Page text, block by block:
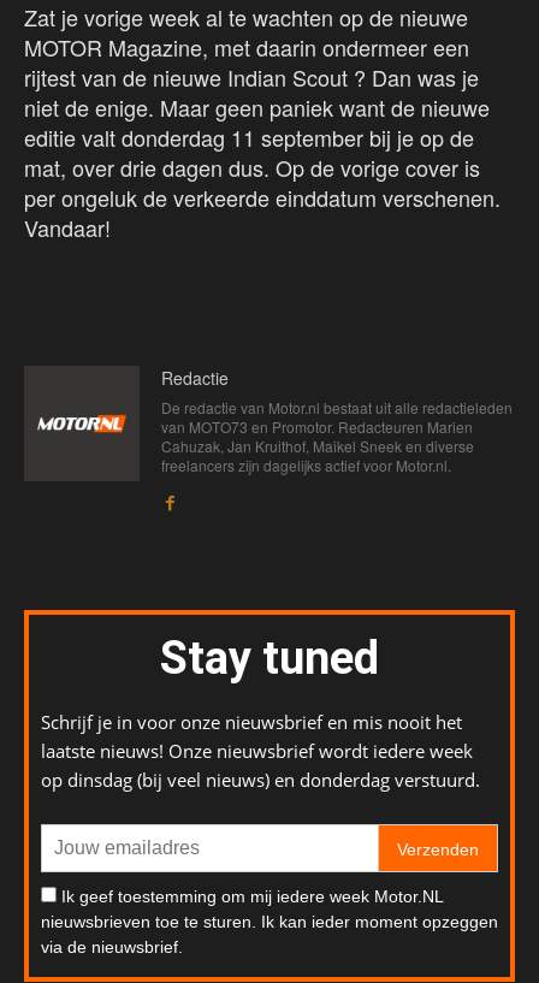
Zat je vorige week al te wachten op de nieuwe
MOTOR Magazine, met daarin ondermeer een
rijtest van de nieuwe Indian Scout ? Dan was je
niet de enige. Maar geen paniek want de nieuwe
editie valt donderdag 11 september bij je op de
mat, over drie dagen dus. Op de vorige cover is
per ongeluk de verkeerde einddatum verschenen.
Vandaar!
Redactie
De redactie van Motor.nl bestaat uit alle redactieleden
van MOTO73 en Promotor. Redacteuren Marien
Cahuzak, Jan Kruithof, Maikel Sneek en diverse
freelancers zijn dagelijks actief voor Motor.nl.
Stay tuned
Schrijf je in voor onze nieuwsbrief en mis nooit het
laatste nieuws! Onze nieuwsbrief wordt iedere week
op dinsdag (bij veel nieuws) en donderdag verstuurd.
Verzenden
Ik geef toestemming om mij iedere week Motor.NL
nieuwsbrieven toe te sturen. Ik kan ieder moment opzeggen
via de nieuwsbrief.